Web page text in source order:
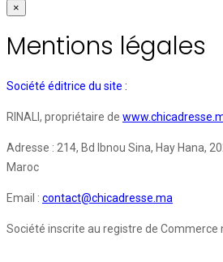
×
Mentions légales
Société éditrice du site :
RINALI, propriétaire de
Adresse : 214, Bd Ibnou Sina, Hay Hana,
Maroc
Email : contact@chicadresse.ma
Société inscrite au registre de Commerce